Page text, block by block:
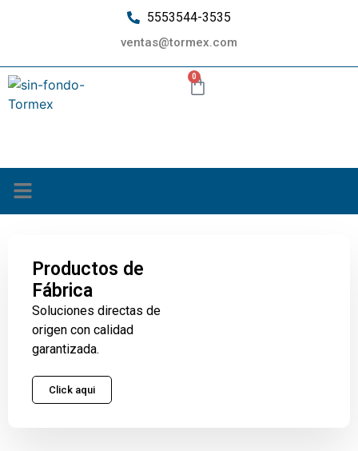
5553544-3535
ventas@tormex.com
0
Productos de
Fábrica
Soluciones directas de
origen con calidad
garantizada.
Click aqui